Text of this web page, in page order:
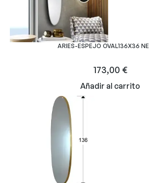
ARIES-ESPEJO OVAL136X36
173,00 €
Añadir al carrito